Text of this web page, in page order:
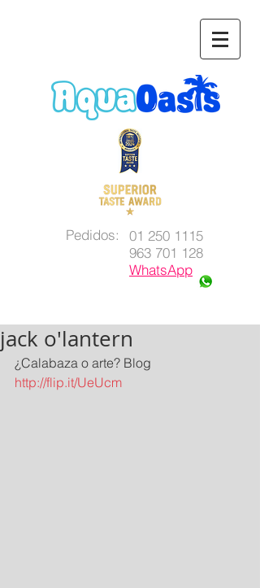
Pedidos:
01 250 1115
963 701 128
WhatsApp
jack o'lantern
¿Calabaza o arte? Blog
http://flip.it/UeUcm